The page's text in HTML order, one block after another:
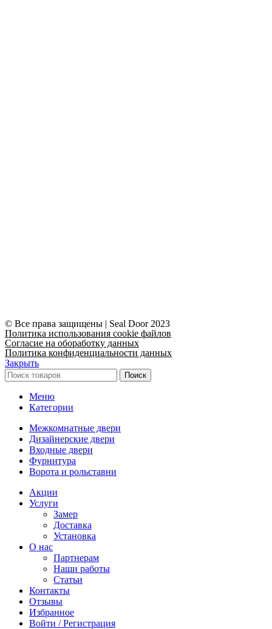
© Все права защищены | Seal Door 2023
Политика использования cookie файлов
Согласие на обоработку данных
Политика конфиденциальности данных
Закрыть
Поиск
Меню
Категории
Межкомнатные двери
Дизайнерские двери
Входные двери
Фурнитура
Ворота и рольставни
Акции
Услуги
Замер
Доставка
Установка
О нас
Партнерам
Наши работы
Статьи
Контакты
Отзывы
Избранное
Войти / Регистрация